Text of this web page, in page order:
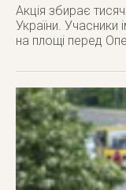
Акція збирає
України. Учасники
на площі перед